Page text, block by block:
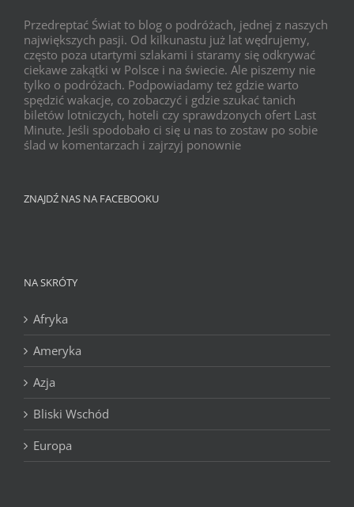
Przedreptać Świat to blog o podróżach, jednej z naszych
największych pasji. Od kilkunastu już lat wędrujemy,
często poza utartymi szlakami i staramy się odkrywać
ciekawe zakątki w Polsce i na świecie. Ale piszemy nie
tylko o podróżach. Podpowiadamy też gdzie warto
spędzić wakacje, co zobaczyć i gdzie szukać tanich
biletów lotniczych, hoteli czy sprawdzonych ofert Last
Minute. Jeśli spodobało ci się u nas to zostaw po sobie
ślad w komentarzach i zajrzyj ponownie
ZNAJDŹ NAS NA FACEBOOKU
NA SKRÓTY
Afryka
Ameryka
Azja
Bliski Wschód
Europa